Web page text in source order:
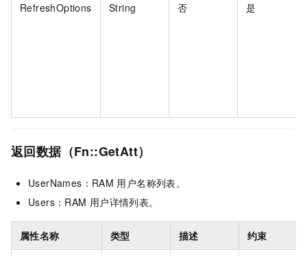
RefreshOptions String 否 是
返回数据（Fn::GetAtt）
UserNames：RAM 用户名称列表。
Users：RAM 用户详情列表。
属性名称 类型 描述 约束